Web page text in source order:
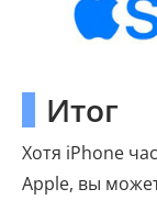
Итог
Хотя iPhone
Apple, вы